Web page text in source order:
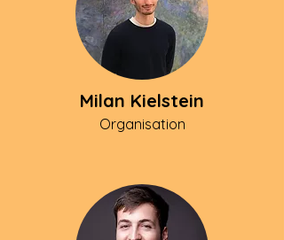
Milan Kielstein
Organisation